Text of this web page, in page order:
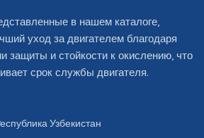
в нашем каталоге,
уход за двигателем благодаря
защиты и стойкости к окислению, что
срок службы двигателя.
Узбекистан